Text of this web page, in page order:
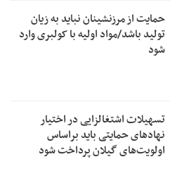
حمایت از مرزنشینان نباید به زیان
تولید باشد/مواد اولیه با کولبری وارد
شود
تسهیلات اشتغالزایی در اختیار
نهادهای حمایتی باید براساس
اولویت‌های گیلان پرداخت شود